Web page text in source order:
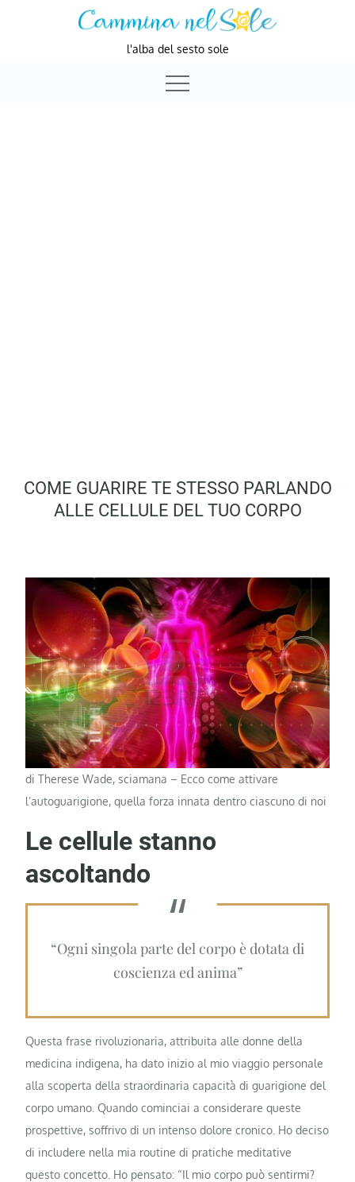
l'alba del sesto sole
COME GUARIRE TE STESSO PARLANDO
ALLE CELLULE DEL TUO CORPO
di Therese Wade, sciamana – Ecco come attivare
l’autoguarigione, quella forza innata dentro ciascuno di noi
Le cellule stanno
ascoltando
“Ogni singola parte del corpo è dotata di
coscienza ed anima”
Questa frase rivoluzionaria, attribuita alle donne della
medicina indigena, ha dato inizio al mio viaggio personale
alla scoperta della straordinaria capacità di guarigione del
corpo umano. Quando cominciai a considerare queste
prospettive, soffrivo di un intenso dolore cronico. Ho deciso
di includere nella mia routine di pratiche meditative
questo concetto. Ho pensato: “Il mio corpo può sentirmi?